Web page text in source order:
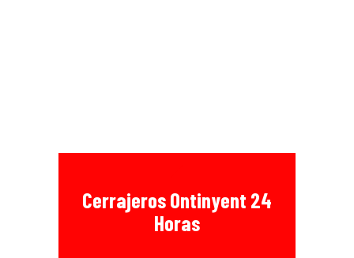
Cerrajeros Ontinyent 24
Horas